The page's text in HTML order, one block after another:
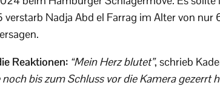
Nadja Abd el Farrag im Alter von nur
Reaktionen: “Mein Herz blutet”, schrieb
noch bis zum Schluss vor die Kamera gezerrt